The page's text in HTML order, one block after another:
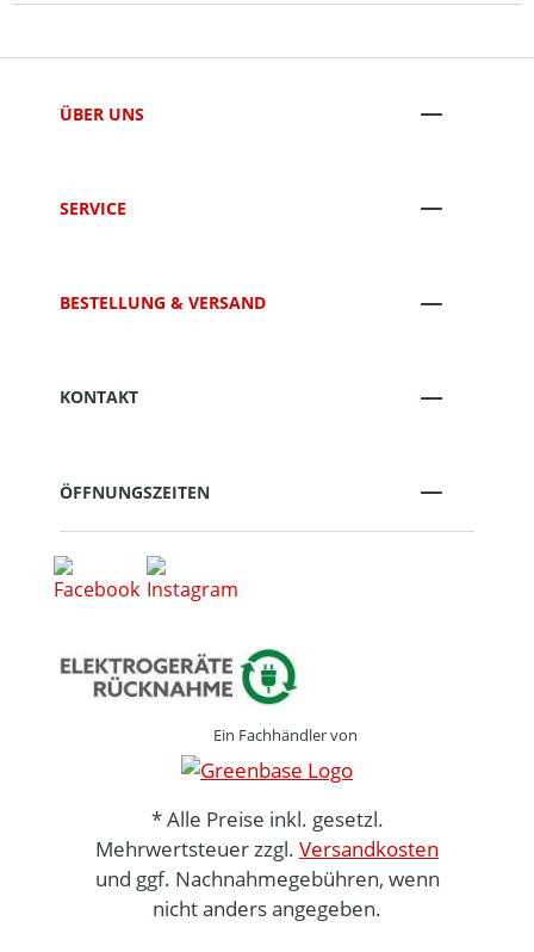
ÜBER UNS
SERVICE
BESTELLUNG & VERSAND
KONTAKT
ÖFFNUNGSZEITEN
Ein Fachhändler von
* Alle Preise inkl. gesetzl.
Mehrwertsteuer zzgl. Versandkosten
und ggf. Nachnahmegebühren, wenn
nicht anders angegeben.